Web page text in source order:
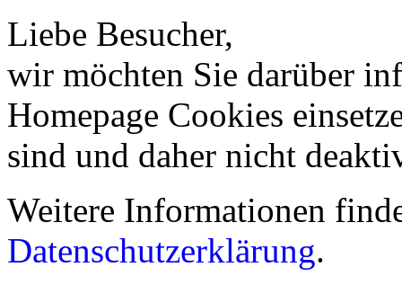
Liebe Besucher,
wir möchten Sie darüber
Homepage Cookies
sind und daher nicht
Weitere Informationen
Datenschutzerklärung.